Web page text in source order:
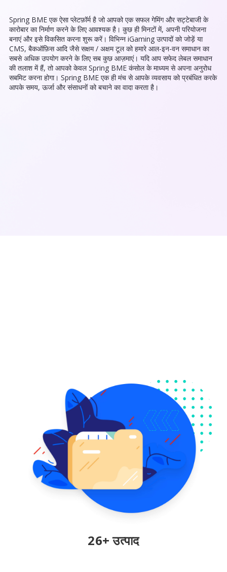
Spring BME एक ऐसा प्लेटफ़ॉर्म है जो आपको एक सफल गेमिंग और सट्टेबाजी के
कारोबार का निर्माण करने के लिए आवश्यक है। कुछ ही मिनटों में, अपनी परियोजना
बनाएं और इसे विकसित करना शुरू करें। विभिन्न iGaming उत्पादों को जोड़ें या
CMS, बैकऑफ़िस आदि जैसे सक्षम / अक्षम टूल को हमारे आल-इन-वन समाधान का
सबसे अधिक उपयोग करने के लिए सब कुछ आज़माएं। यदि आप सफेद लेबल समाधान
की तलाश में हैं, तो आपको केवल Spring BME कंसोल के माध्यम से अपना अनुरोध
सबमिट करना होगा। Spring BME एक ही मंच से आपके व्यवसाय को प्रबंधित करके
आपके समय, ऊर्जा और संसाधनों को बचाने का वादा करता है।
26+ उत्पाद